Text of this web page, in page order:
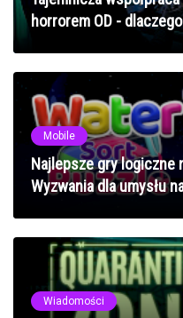
horrorem OD -
Mobile
Najlepsze gry logiczne
Wyzwania dla umysłu
Wiadomości